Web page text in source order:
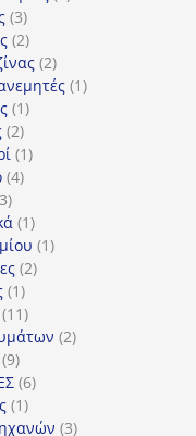
33
προϊόντα
22
προϊόντα
22
προϊόντα
11
11
προϊόν
22
προϊόντα
11
44
33
προϊόντα
11
προϊόν
11
22
11
προϊόν
1111
προϊόντα
22
99
προϊόντα
66
11
προϊόν
33